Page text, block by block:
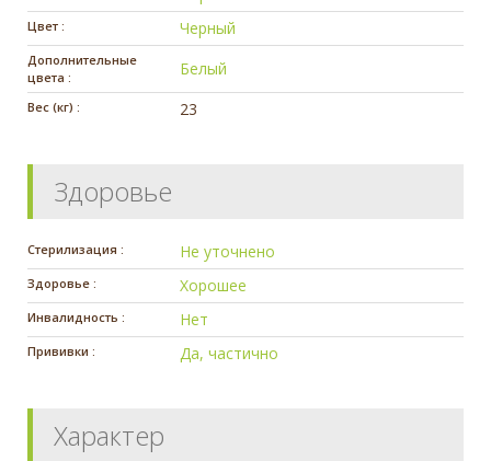
Цвет : Черный
Дополнительные
цвета :
Белый
Вес (кг) : 23
Здоровье
Стерилизация : Не уточнено
Здоровье : Хорошее
Инвалидность : Нет
Прививки : Да, частично
Характер